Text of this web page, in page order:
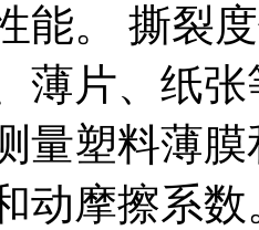
能。 撕裂
薄片、纸
量塑料薄
动摩擦系